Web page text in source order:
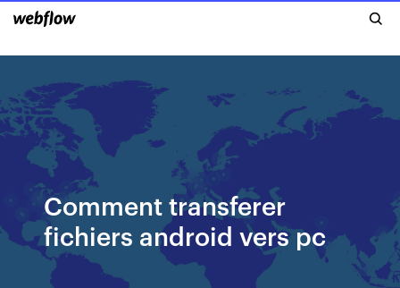
Comment transferer
fichiers android vers pc